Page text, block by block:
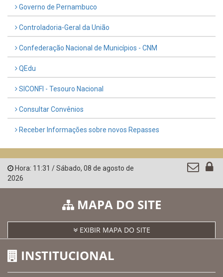
Governo de Pernambuco
Controladoria-Geral da União
Confederação Nacional de Municípios - CNM
QEdu
SICONFI - Tesouro Nacional
Consultar Convênios
Receber Informações sobre novos Repasses
Hora: 11:31 /Sábado, 08 de agosto de
2026
MAPA DO SITE
EXIBIR MAPA DO SITE
INSTITUCIONAL